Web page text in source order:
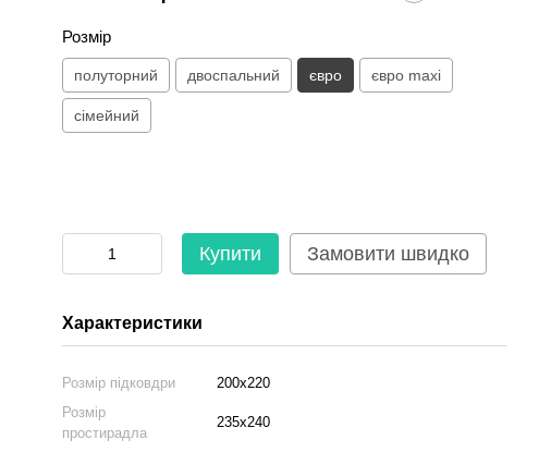
Розмір
полуторний двоспальний євро євро maxi
сімейний
Купити Замовити швидко
Характеристики
Розмір підковдри
200x220
Розмір
простирадла
235x240